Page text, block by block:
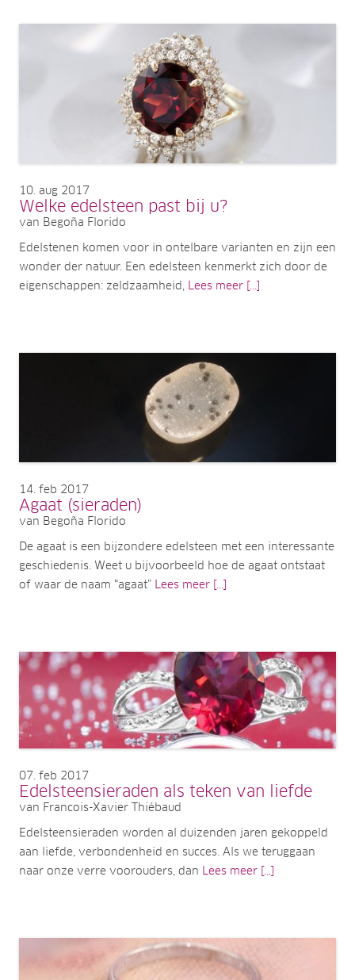
10 aug 2017
Welke edelsteen past bij u?
van Begoña Florido
Edelstenen komen voor in ontelbare varianten en zijn een
wonder der natuur. Een edelsteen kenmerkt zich door de
eigenschappen: zeldzaamheid, Lees meer [...]
14 feb 2017
Agaat (sieraden)
van Begoña Florido
De agaat is een bijzondere edelsteen met een interessante
geschiedenis. Weet u bijvoorbeeld hoe de agaat ontstaat
of waar de naam “agaat” Lees meer [...]
07 feb 2017
Edelsteensieraden als teken van liefde
van Francois-Xavier Thiébaud
Edelsteensieraden worden al duizenden jaren gekoppeld
aan liefde, verbondenheid en succes. Als we teruggaan
naar onze verre voorouders, dan
Lees meer [...]